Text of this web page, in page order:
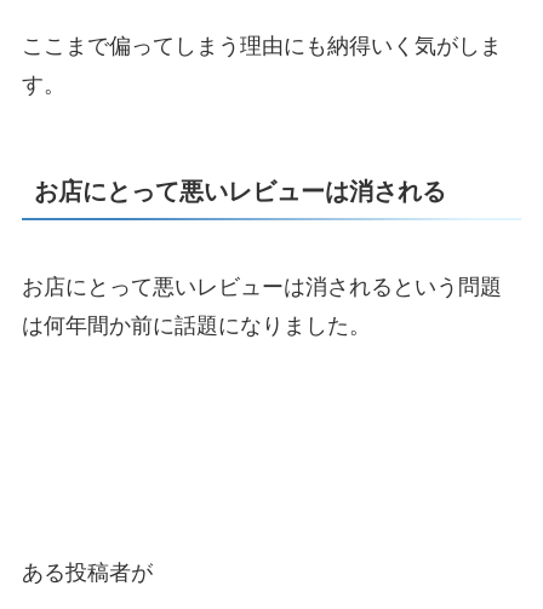
ここまで偏ってしまう理由にも納得いく気がしま
す。
お店にとって悪いレビューは消される
お店にとって悪いレビューは消されるという問題
は何年間か前に話題になりました。
ある投稿者が